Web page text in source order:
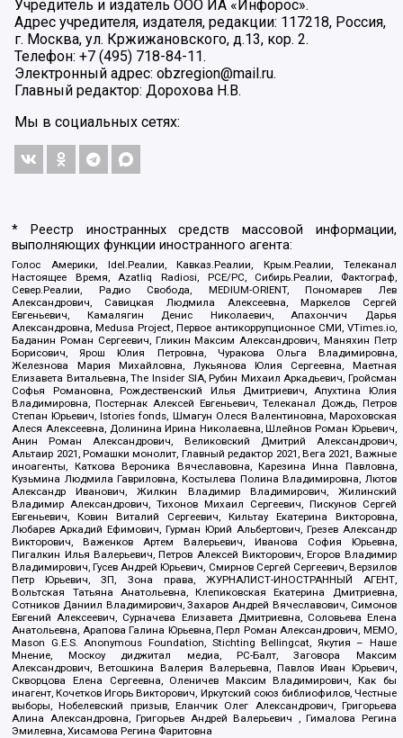
Учредитель и издатель ООО ИА «Инфорос».
Адрес учредителя, издателя, редакции: 117218, Россия,
г. Москва, ул. Кржижановского, д.13, кор. 2.
Телефон: +7 (495) 718-84-11.
Электронный адрес: obzregion@mail.ru.
Главный редактор: Дорохова Н.В.
Мы в социальных сетях:
* Реестр иностранных средств массовой информации,
выполняющих функции иностранного агента:
Голос Америки, Idel.Реалии, Кавказ.Реалии, Крым.Реалии, Телеканал
Настоящее Время, Azatliq Radiosi, PCE/PC, Сибирь.Реалии, Фактограф,
Север.Реалии, Радио Свобода, MEDIUM-ORIENT, Пономарев Лев
Александрович, Савицкая Людмила Алексеевна, Маркелов Сергей
Евгеньевич, Камалягин Денис Николаевич, Апахончич Дарья
Александровна, Medusa Project, Первое антикоррупционное СМИ, VTimes.io,
Баданин Роман Сергеевич, Гликин Максим Александрович, Маняхин Петр
Борисович, Ярош Юлия Петровна, Чуракова Ольга Владимировна,
Железнова Мария Михайловна, Лукьянова Юлия Сергеевна, Маетная
Елизавета Витальевна, The Insider SIA, Рубин Михаил Аркадьевич, Гройсман
Софья Романовна, Рождественский Илья Дмитриевич, Апухтина Юлия
Владимировна, Постернак Алексей Евгеньевич, Телеканал Дождь, Петров
Степан Юрьевич, Istories fonds, Шмагун Олеся Валентиновна, Мароховская
Алеся Алексеевна, Долинина Ирина Николаевна, Шлейнов Роман Юрьевич,
Анин Роман Александрович, Великовский Дмитрий Александрович,
Альтаир 2021, Ромашки монолит, Главный редактор 2021, Вега 2021, Важные
иноагенты, Каткова Вероника Вячеславовна, Карезина Инна Павловна,
Кузьмина Людмила Гавриловна, Костылева Полина Владимировна, Лютов
Александр Иванович, Жилкин Владимир Владимирович, Жилинский
Владимир Александрович, Тихонов Михаил Сергеевич, Пискунов Сергей
Евгеньевич, Ковин Виталий Сергеевич, Кильтау Екатерина Викторовна,
Любарев Аркадий Ефимович, Гурман Юрий Альбертович, Грезев Александр
Викторович, Важенков Артем Валерьевич, Иванова София Юрьевна,
Пигалкин Илья Валерьевич, Петров Алексей Викторович, Егоров Владимир
Владимирович, Гусев Андрей Юрьевич, Смирнов Сергей Сергеевич, Верзилов
Петр Юрьевич, ЗП, Зона права, ЖУРНАЛИСТ-ИНОСТРАННЫЙ АГЕНТ,
Вольтская Татьяна Анатольевна, Клепиковская Екатерина Дмитриевна,
Сотников Даниил Владимирович, Захаров Андрей Вячеславович, Симонов
Евгений Алексеевич, Сурначева Елизавета Дмитриевна, Соловьева Елена
Анатольевна, Арапова Галина Юрьевна, Перл Роман Александрович, МЕМО,
Mason G.E.S. Anonymous Foundation, Stichting Bellingcat, Якутия – Наше
Мнение, Москоу диджитал медиа, РС-Балт, Заговора Максим
Александрович, Ветошкина Валерия Валерьевна, Павлов Иван Юрьевич,
Скворцова Елена Сергеевна, Оленичев Максим Владимирович, Как бы
инагент, Кочетков Игорь Викторович, Иркутский союз библиофилов, Честные
выборы, Нобелевский призыв, Еланчик Олег Александрович, Григорьева
Алина Александровна, Григорьев Андрей Валерьевич , Гималова Регина
Эмилевна, Хисамова Регина Фаритовна